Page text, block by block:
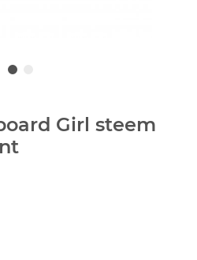
Girl steem